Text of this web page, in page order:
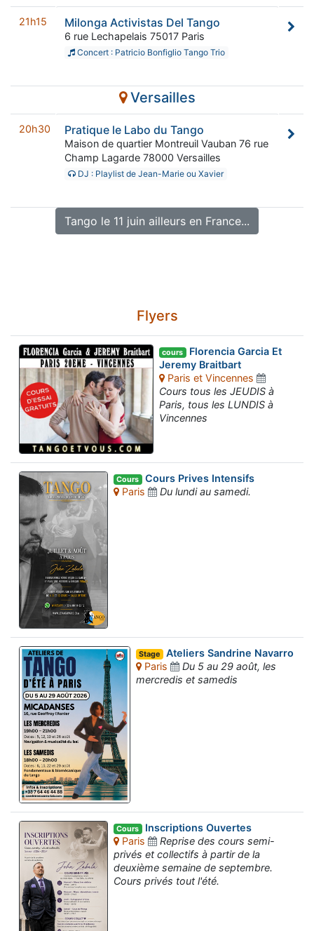
21h15 Milonga Activistas Del Tango
6 rue Lechapelais 75017 Paris
Concert : Patricio Bonfiglio Tango Trio
Versailles
20h30 Pratique le Labo du Tango
Maison de quartier Montreuil Vauban 76 rue
Champ Lagarde 78000 Versailles
DJ : Playlist de Jean-Marie ou Xavier
Tango le 11 juin ailleurs en France...
Flyers
cours Florencia Garcia Et
Jeremy Braitbart
Paris et Vincennes
Cours tous les JEUDIS à
Paris, tous les LUNDIS à
Vincennes
Cours Cours Prives Intensifs
Paris
Du lundi au samedi.
Stage Ateliers Sandrine Navarro
Paris
Du 5 au 29 août, les
mercredis et samedis
Cours Inscriptions Ouvertes
Paris
Reprise des cours semi-
privés et collectifs à partir de la
deuxième semaine de septembre.
Cours privés tout l'été.